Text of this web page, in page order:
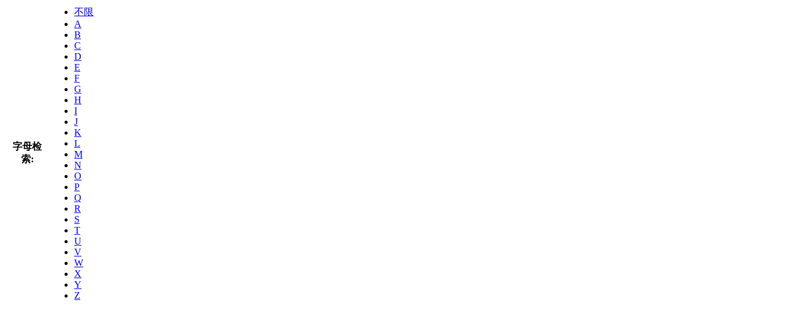
字母检
索:
不限
A
B
C
D
E
F
G
H
I
J
K
L
M
N
O
P
Q
R
S
T
U
V
W
X
Y
Z